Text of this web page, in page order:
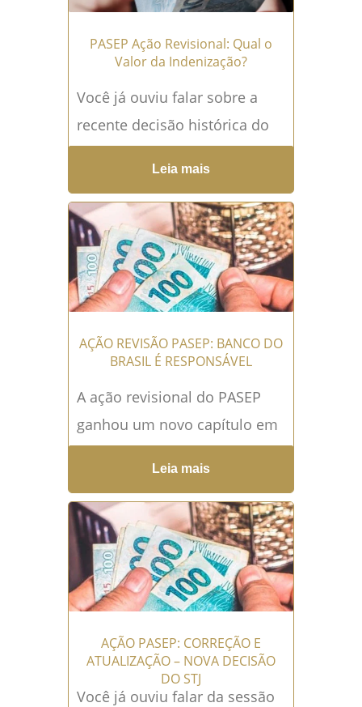
PASEP Ação Revisional: Qual o
Valor da Indenização?
Você já ouviu falar sobre a
recente decisão histórica do
STJ relacionada ao PASEP? O
STJ determinou que o Banco
do Brasil é...Leia mais →
Leia mais
AÇÃO REVISÃO PASEP: BANCO DO
BRASIL É RESPONSÁVEL
A ação revisional do PASEP
ganhou um novo capítulo em
13 de setembro de 2023, com
uma decisão histórica do
Superior Tribunal de Justiça
(STJ). Neste artigo,
abordaremos
detalhadamente...Leia mais
→
Leia mais
AÇÃO PASEP: CORREÇÃO E
ATUALIZAÇÃO – NOVA DECISÃO
DO STJ
Você já ouviu falar da sessão